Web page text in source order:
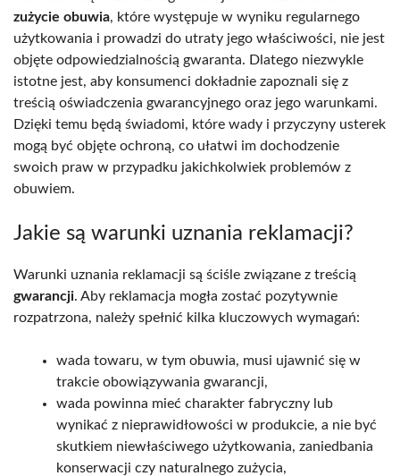
zużycie obuwia, które występuje w wyniku regularnego
użytkowania i prowadzi do utraty jego właściwości, nie jest
objęte odpowiedzialnością gwaranta. Dlatego niezwykle
istotne jest, aby konsumenci dokładnie zapoznali się z
treścią oświadczenia gwarancyjnego oraz jego warunkami.
Dzięki temu będą świadomi, które wady i przyczyny usterek
mogą być objęte ochroną, co ułatwi im dochodzenie
swoich praw w przypadku jakichkolwiek problemów z
obuwiem.
Jakie są warunki uznania reklamacji?
Warunki uznania reklamacji są ściśle związane z treścią
gwarancji. Aby reklamacja mogła zostać pozytywnie
rozpatrzona, należy spełnić kilka kluczowych wymagań:
wada towaru, w tym obuwia, musi ujawnić się w
trakcie obowiązywania gwarancji,
wada powinna mieć charakter fabryczny lub
wynikać z nieprawidłowości w produkcie, a nie być
skutkiem niewłaściwego użytkowania, zaniedbania
konserwacji czy naturalnego zużycia,